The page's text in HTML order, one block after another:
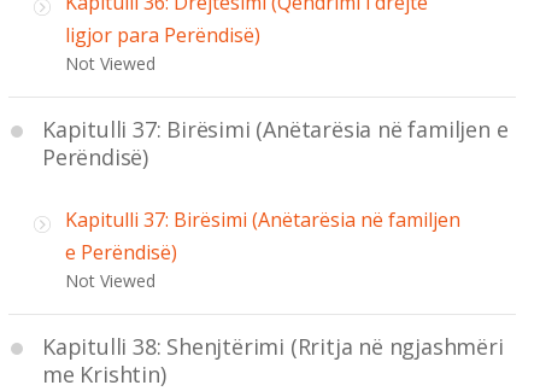
ligjor para Perëndisë)
Not Viewed
Kapitulli 37: Birësimi (Anëtarësia në familjen e
Perëndisë)
Kapitulli 37: Birësimi (Anëtarësia në familjen
e Perëndisë)
Not Viewed
Kapitulli 38: Shenjtërimi (Rritja në ngjashmëri
me Krishtin)